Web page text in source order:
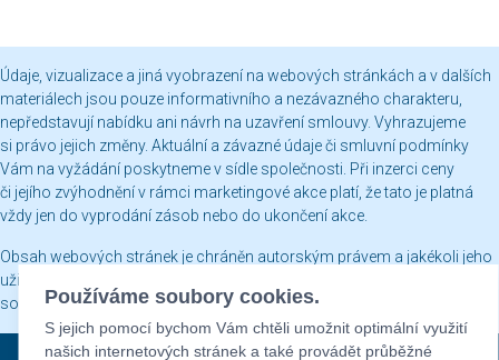
Údaje, vizualizace a jiná vyobrazení na webových stránkách a v dalších
materiálech jsou pouze informativního a nezávazného charakteru,
nepředstavují nabídku ani návrh na uzavření smlouvy. Vyhrazujeme
si právo jejich změny. Aktuální a závazné údaje či smluvní podmínky
Vám na vyžádání poskytneme v sídle společnosti. Při inzerci ceny
či jejího zvýhodnění v rámci marketingové akce platí, že tato je platná
vždy jen do vyprodání zásob nebo do ukončení akce.
Obsah webových stránek je chráněn autorským právem a jakékoli jeho
užití včetně publikování nebo jiného šíření je bez našeho písemného
souhlasu zakázáno.
Používáme soubory cookies.
S jejich pomocí bychom Vám chtěli umožnit optimální využití
našich internetových stránek a také provádět průběžné